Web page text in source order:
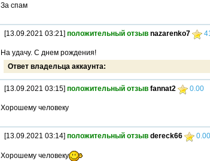
За спам
[13.09.2021 03:21] положительный отзыв nazarenko7
На удачу. С днем рождения!
Ответ владельца аккаунта:
[13.09.2021 03:15] положительный отзыв fannat2 0.00
Хорошему человеку
[13.09.2021 03:14] положительный отзыв dereck66 0.00
Хорошему человеку